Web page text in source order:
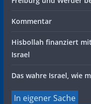
Kommentar
Hisbollah finanziert
Israel
Das wahre Israel, wie
In eigener Sache